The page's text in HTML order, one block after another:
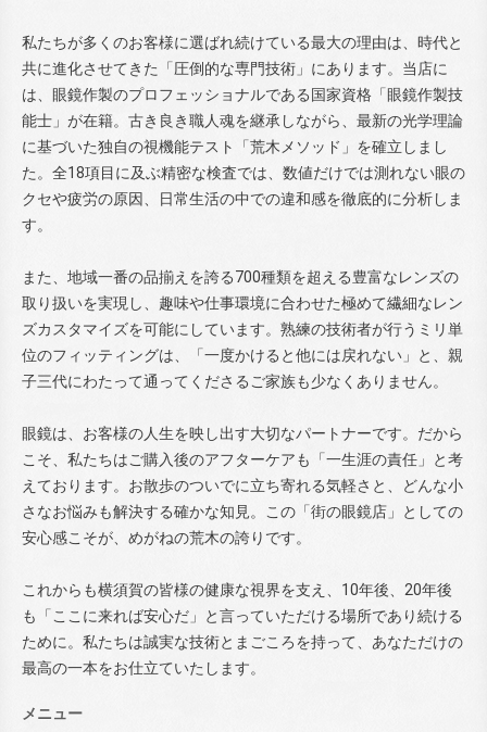
私たちが多くのお客様に選ばれ続けている最大の理由は、時代と
共に進化させてきた「圧倒的な専門技術」にあります。当店に
は、眼鏡作製のプロフェッショナルである国家資格「眼鏡作製技
能士」が在籍。古き良き職人魂を継承しながら、最新の光学理論
に基づいた独自の視機能テスト「荒木メソッド」を確立しまし
た。全18項目に及ぶ精密な検査では、数値だけでは測れない眼の
クセや疲労の原因、日常生活の中での違和感を徹底的に分析しま
す。
また、地域一番の品揃えを誇る700種類を超える豊富なレンズの
取り扱いを実現し、趣味や仕事環境に合わせた極めて繊細なレン
ズカスタマイズを可能にしています。熟練の技術者が行うミリ単
位のフィッティングは、「一度かけると他には戻れない」と、親
子三代にわたって通ってくださるご家族も少なくありません。
眼鏡は、お客様の人生を映し出す大切なパートナーです。だから
こそ、私たちはご購入後のアフターケアも「一生涯の責任」と考
えております。お散歩のついでに立ち寄れる気軽さと、どんな小
さなお悩みも解決する確かな知見。この「街の眼鏡店」としての
安心感こそが、めがねの荒木の誇りです。
これからも横須賀の皆様の健康な視界を支え、10年後、20年後
も「ここに来れば安心だ」と言っていただける場所であり続ける
ために。私たちは誠実な技術とまごころを持って、あなただけの
最高の一本をお仕立ていたします。
メニュー